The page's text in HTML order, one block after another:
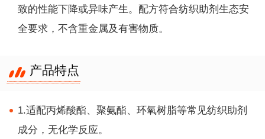
致的性能下降或异味产生。配方符合纺织助剂生态安
全要求，不含重金属及有害物质。
产品特点
1.适配丙烯酸酯、聚氨酯、环氧树脂等常见纺织助剂
成分，无化学反应。